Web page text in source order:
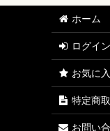
【ワン
【ワン
【ワン
【ワン
【ワン
ホーム
ログイン
お気に
特定商
お問い